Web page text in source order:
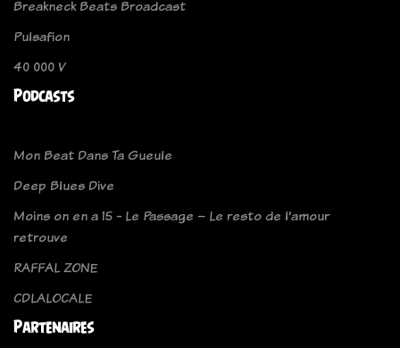
Breakneck Beats Broadcast
Pulsafion
40 000 V
Podcasts
Mon Beat Dans Ta Gueule
Deep Blues Dive
Moins on en a 15 - Le Passage – Le resto de l'amour
retrouve
RAFFAL ZONE
CDLALOCALE
Partenaires